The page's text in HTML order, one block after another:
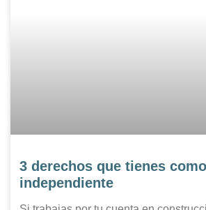
3 derechos que tienes
independiente